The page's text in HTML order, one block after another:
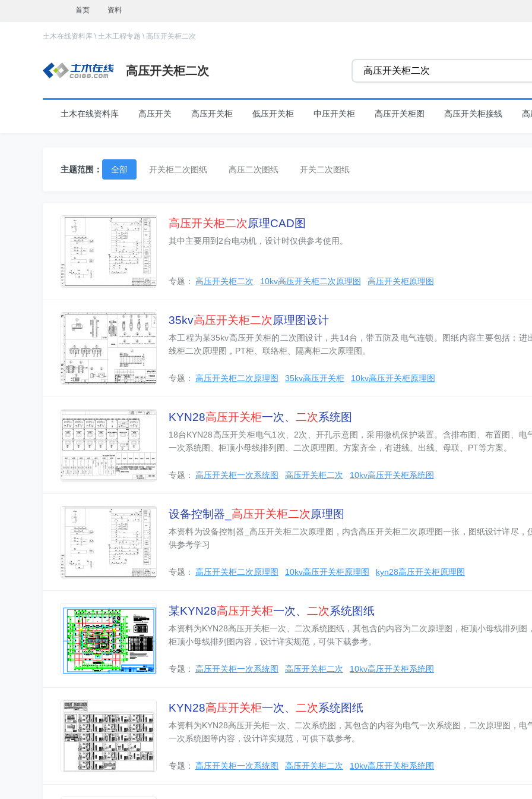
首页 资料
土木在线资料库 \ 土木工程专题 \ 高压开关柜二次
高压开关柜二次
土木在线资料库 高压开关 高压开关柜 低压开关柜 中压开关柜 高压开关柜图 高压开关柜接线 高
主题范围： 全部 开关柜二次图纸 高压二次图纸 开关二次图纸
高压开关柜二次原理CAD图
其中主要用到2台电动机，设计时仅供参考使用。
专题： 高压开关柜二次 10kv高压开关柜二次原理图 高压开关柜原理图
35kv高压开关柜二次原理图设计
本工程为某35kv高压开关柜的二次图设计，共14台，带五防及电气连锁。图纸内容主要包括：进
线柜二次原理图，PT柜、联络柜、隔离柜二次原理图。
专题： 高压开关柜二次原理图 35kv高压开关柜 10kv高压开关柜原理图
KYN28高压开关柜一次、 二次系统图
18台KYN28高压开关柜电气1次、2次、开孔示意图，采用微机保护装置。含排布图、布置图、电
一次系统图、柜顶小母线排列图、二次原理图。方案齐全，有进线、出线、母联、PT等方案。
专题： 高压开关柜一次系统图 高压开关柜二次 10kv高压开关柜系统图
设备控制器_ 高压开关柜二次原理图
本资料为设备控制器_高压开关柜二次原理图，内含高压开关柜二次原理图一张，图纸设计详尽，
供参考学习
专题： 高压开关柜二次原理图 10kv高压开关柜原理图 kyn28高压开关柜原理图
某KYN28高压开关柜一次、 二次系统图纸
本资料为KYN28高压开关柜一次、二次系统图纸，其包含的内容为二次原理图，柜顶小母线排列图
柜顶小母线排列图内容，设计详实规范，可供下载参考。
专题： 高压开关柜一次系统图 高压开关柜二次 10kv高压开关柜系统图
KYN28高压开关柜一次、 二次系统图纸
本资料为KYN28高压开关柜一次、二次系统图，其包含的内容为电气一次系统图，二次原理图，电
一次系统图等内容，设计详实规范，可供下载参考。
专题： 高压开关柜一次系统图 高压开关柜二次 10kv高压开关柜系统图